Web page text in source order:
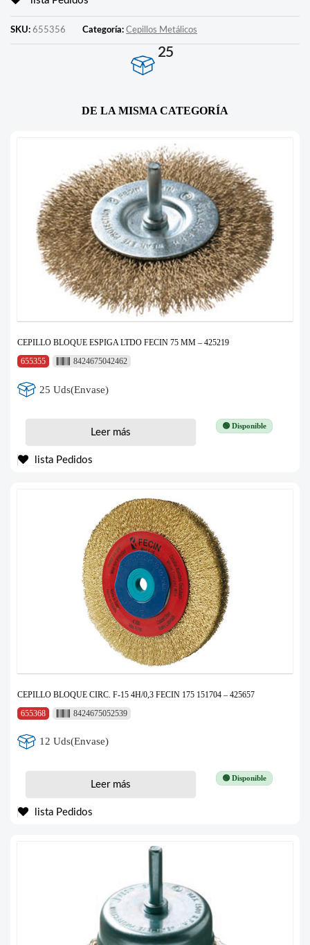
SKU: 655356 Categoría: Cepillos Metálicos
25
DE LA MISMA CATEGORÍA
CEPILLO BLOQUE ESPIGA LTDO FECIN 75 MM – 425219
655355
8424675042462
25 Uds(Envase)
🟢 Disponible
Leer más
lista Pedidos
CEPILLO BLOQUE CIRC. F-15 4H/0,3 FECIN 175 151704 – 425657
655368
8424675052539
12 Uds(Envase)
🟢 Disponible
Leer más
lista Pedidos